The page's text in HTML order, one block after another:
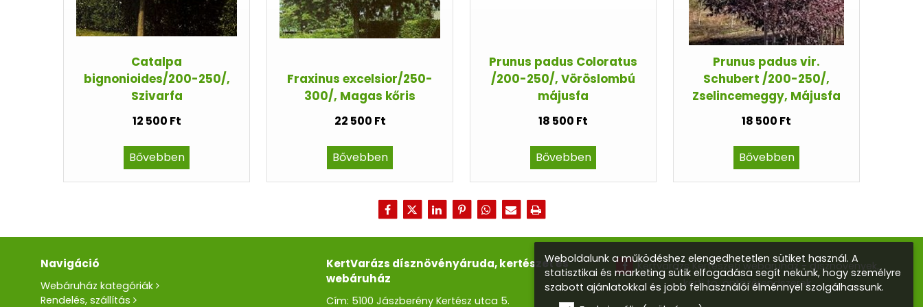
Catalpa
bignonioides/200-250/,
Szivarfa
12 500 Ft
Bővebben
Fraxinus excelsior/250-
300/, Magas kőris
22 500 Ft
Bővebben
Prunus padus Coloratus
/200-250/, Vöröslombú
májusfa
18 500 Ft
Bővebben
Prunus padus vir.
Schubert /200-250/,
Zselincemeggy, Májusfa
18 500 Ft
Bővebben
Navigáció
Webáruház kategóriák
Rendelés, szállítás
KertVarázs dísznövényáruda, kertészet és
webáruház
Cím: 5100 Jászberény Kertész utca 5.
Kertvarázs Kertészeti webáruház - dísznövények,
kerti tó, öntözőrendszerek
Weboldalunk a működéshez elengedhetetlen sütiket használ. A
statisztikai és marketing sütik elfogadása segít nekünk, hogy személyre
szabott ajánlatokkal és jobb felhasználói élménnyel szolgálhassunk.